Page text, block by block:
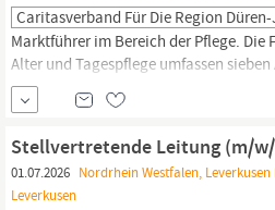
Caritasverband Für Die Region Düren-
Marktführer im Bereich der Pflege. Die
Alter und Tagespflege umfassen
zehn Tagespflegeeinrichtungen und
Service. Ab sofort besetzen wir in
Pflegezentrum St. Nikolaus in Düren
in derHauswirtschaft/Küche(w/m/d)
Stellvertretende Leitung (m/
01.07.2026 Nordrhein Westfalen,
Leverkusen